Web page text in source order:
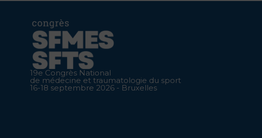
19e Congrès National
de médecine et traumatologie du sport
16-18 septembre 2026 - Bruxelles